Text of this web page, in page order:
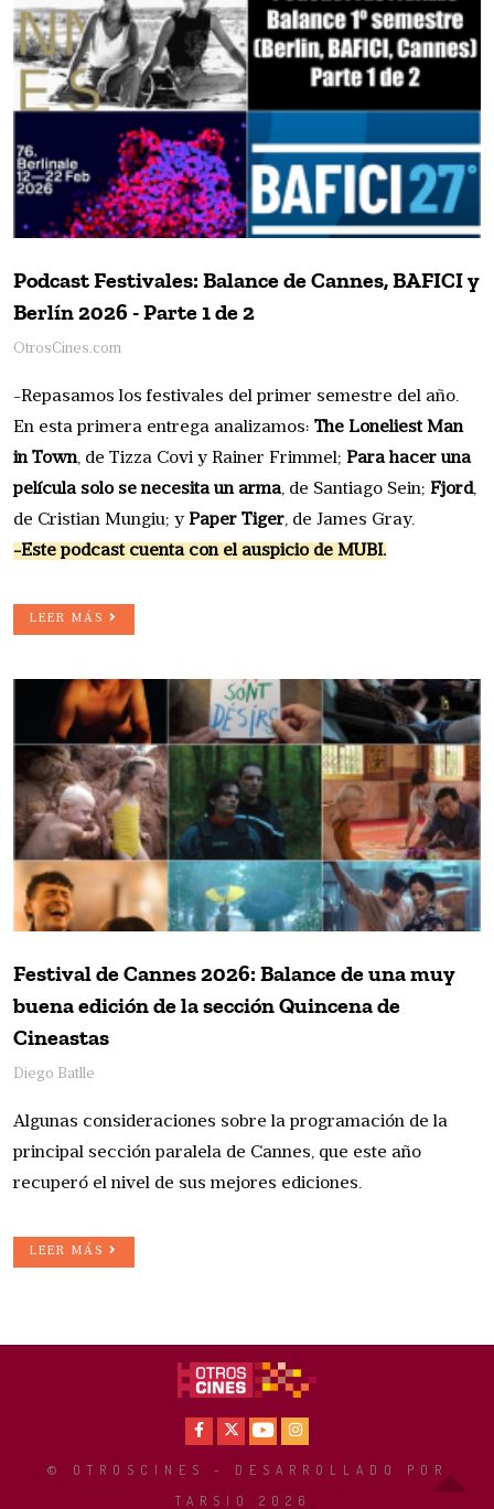
Podcast Festivales: Balance de Cannes, BAFICI y
Berlín 2026 - Parte 1 de 2
OtrosCines.com
-Repasamos los festivales del primer semestre del año.
En esta primera entrega analizamos: The Loneliest Man
in Town, de Tizza Covi y Rainer Frimmel; Para hacer una
película solo se necesita un arma, de Santiago Sein; Fjord,
de Cristian Mungiu; y Paper Tiger, de James Gray.
-Este podcast cuenta con el auspicio de MUBI.
LEER MÁS
Festival de Cannes 2026: Balance de una muy
buena edición de la sección Quincena de
Cineastas
Diego Batlle
Algunas consideraciones sobre la programación de la
principal sección paralela de Cannes, que este año
recuperó el nivel de sus mejores ediciones.
LEER MÁS
Facebook
X YoutubeInstagram
© OTROSCINES - DESARROLLADO POR
TARSIO 2026